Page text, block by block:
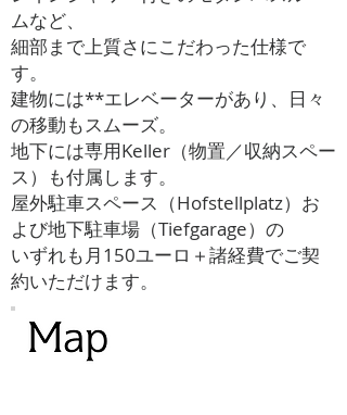
ムなど、
細部まで上質さにこだわった仕様で
す。
建物には**エレベーターがあり、日々
の移動もスムーズ。
地下には専用Keller（物置／収納スペー
ス）も付属します。
屋外駐車スペース（Hofstellplatz）お
よび地下駐車場（Tiefgarage）の
いずれも月150ユーロ＋諸経費でご契
約いただけます。